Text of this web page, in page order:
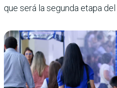
que será la segunda etapa